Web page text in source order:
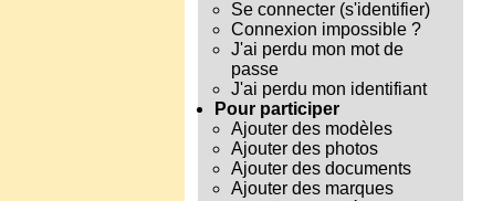
Se connecter (s'identifier)
Connexion impossible ?
J'ai perdu mon mot de
passe
J'ai perdu mon identifiant
Pour participer
Ajouter des modèles
Ajouter des photos
Ajouter des documents
Ajouter des marques